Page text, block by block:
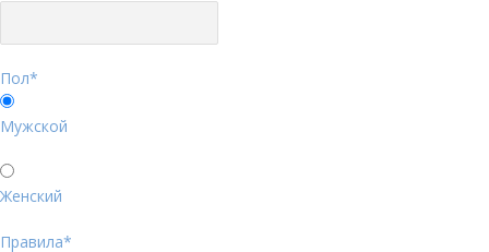
Пол*
Мужской
Женский
Правила*